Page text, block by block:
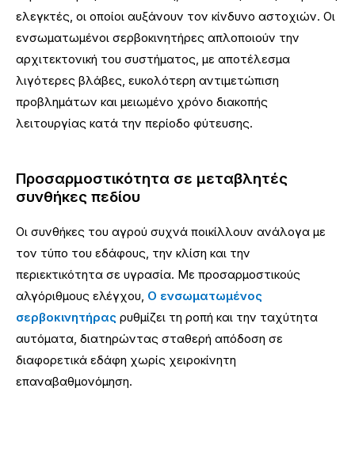
ελεγκτές, οι οποίοι αυξάνουν τον κίνδυνο αστοχιών. Οι
ενσωματωμένοι σερβοκινητήρες απλοποιούν την
αρχιτεκτονική του συστήματος, με αποτέλεσμα
λιγότερες βλάβες, ευκολότερη αντιμετώπιση
προβλημάτων και μειωμένο χρόνο διακοπής
λειτουργίας κατά την περίοδο φύτευσης.
Προσαρμοστικότητα σε μεταβλητές
συνθήκες πεδίου
Οι συνθήκες του αγρού συχνά ποικίλλουν ανάλογα με
τον τύπο του εδάφους, την κλίση και την
περιεκτικότητα σε υγρασία. Με προσαρμοστικούς
αλγόριθμους ελέγχου, Ο ενσωματωμένος
σερβοκινητήρας ρυθμίζει τη ροπή και την ταχύτητα
αυτόματα, διατηρώντας σταθερή απόδοση σε
διαφορετικά εδάφη χωρίς χειροκίνητη
επαναβαθμονόμηση.